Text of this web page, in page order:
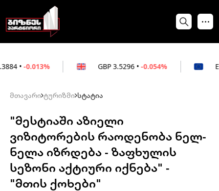
3.5296 • -0.054% 3.0264 •
მთავარი ტურიზმი სტატია
"მესტიაში აზიელი
ვიზიტორების რაოდენობა ნელ-
ნელა იზრდება - ზაფხულის
სეზონი აქტიური იქნება" -
"მთის ქოხები"